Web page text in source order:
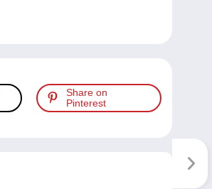
Share on
Pinterest